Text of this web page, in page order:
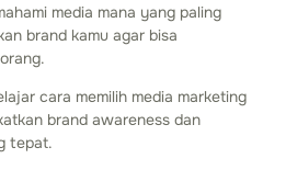
media mana yang paling
brand kamu agar bisa
cara memilih media marketing
brand awareness dan
tepat.